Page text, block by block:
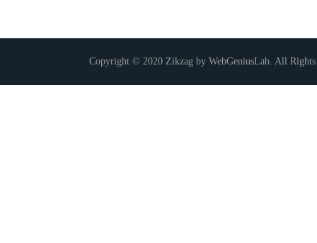
Copyright © 2020 Zikzag by WebGeniusLab. All Rights